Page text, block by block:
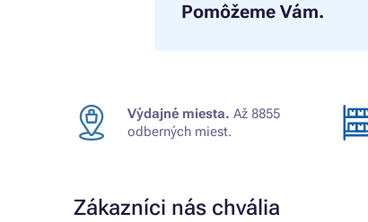
Pomôžeme Vám.
Výdajné miesta. Až 8855
odberných miest.
Zákazníci nás chvália